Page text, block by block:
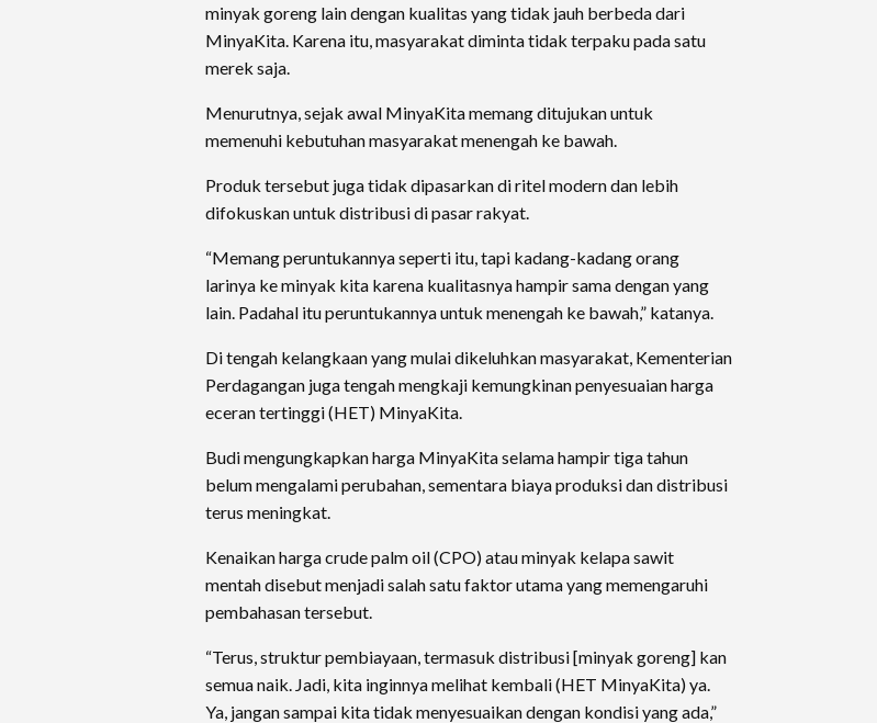
minyak goreng lain dengan kualitas yang tidak jauh berbeda dari
MinyaKita. Karena itu, masyarakat diminta tidak terpaku pada satu
merek saja.
Menurutnya, sejak awal MinyaKita memang ditujukan untuk
memenuhi kebutuhan masyarakat menengah ke bawah.
Produk tersebut juga tidak dipasarkan di ritel modern dan lebih
difokuskan untuk distribusi di pasar rakyat.
“Memang peruntukannya seperti itu, tapi kadang-kadang orang
larinya ke minyak kita karena kualitasnya hampir sama dengan yang
lain. Padahal itu peruntukannya untuk menengah ke bawah,” katanya.
Di tengah kelangkaan yang mulai dikeluhkan masyarakat, Kementerian
Perdagangan juga tengah mengkaji kemungkinan penyesuaian harga
eceran tertinggi (HET) MinyaKita.
Budi mengungkapkan harga MinyaKita selama hampir tiga tahun
belum mengalami perubahan, sementara biaya produksi dan distribusi
terus meningkat.
Kenaikan harga crude palm oil (CPO) atau minyak kelapa sawit
mentah disebut menjadi salah satu faktor utama yang memengaruhi
pembahasan tersebut.
“Terus, struktur pembiayaan, termasuk distribusi [minyak goreng] kan
semua naik. Jadi, kita inginnya melihat kembali (HET MinyaKita) ya.
Ya, jangan sampai kita tidak menyesuaikan dengan kondisi yang ada,”